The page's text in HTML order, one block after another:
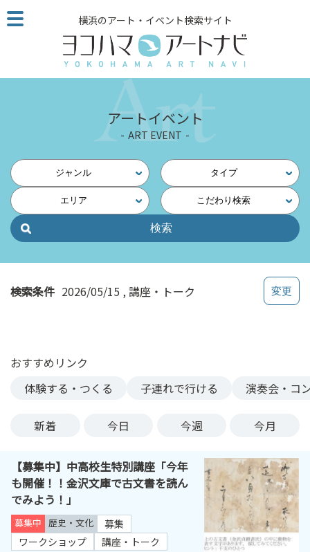
こ
の
ジ
読
他
ペ
の
横浜のアート・イベント検索サイト
アートイベント
ART EVENT
ジャンル タイプ
エリア こだわり検索
検索条件 2026/05/15 講座・トーク
おすすめリンク
体験する・つくる
子連れで行ける 演奏会・コ
新着 今日 今週 今月
【募集中】中高校生特別講座「今年
も開催！！金沢文庫で古文書を読ん
でみよう！」
募集中 歴史・文化
募集
ワークショップ
講座・トーク